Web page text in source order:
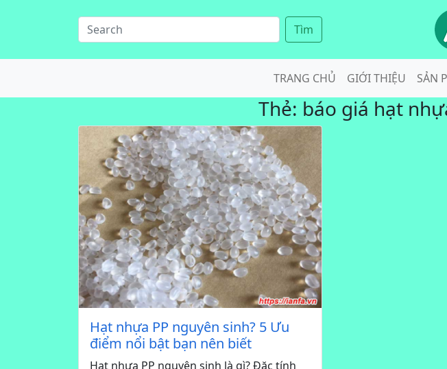
Tìm
TRANG CHỦ GIỚI THIỆU SẢN
Thẻ: báo giá hạt
Hạt nhựa PP nguyên sinh? 5 Ưu
điểm nổi bật bạn nên biết
Hạt nhựa PP nguyên sinh là gì? Đặc tính